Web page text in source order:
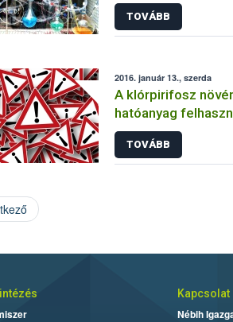
TOVÁBB
2016. január 13., szerda
A klórpirifosz
hatóanyag
korlátozása
TOVÁBB
Kapcsolat
Nébih